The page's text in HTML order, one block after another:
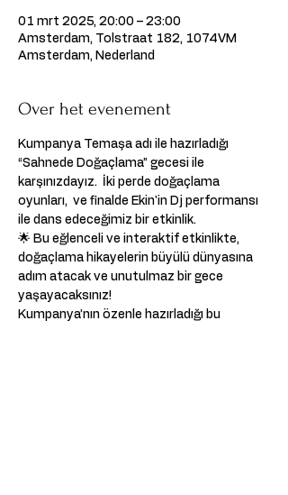
01 mrt 2025, 20:00 – 23:00
Amsterdam, Tolstraat 182, 1074VM
Amsterdam, Nederland
Over het evenement
Kumpanya Temaşa adı ile hazırladığı
“Sahnede Doğaçlama” gecesi ile
karşınızdayız.  İki perde doğaçlama
oyunları,  ve finalde Ekin'in Dj performansı
ile dans edeceğimiz bir etkinlik.
🌟 Bu eğlenceli ve interaktif etkinlikte,
doğaçlama hikayelerin büyülü dünyasına
adım atacak ve unutulmaz bir gece
yaşayacaksınız!
Kumpanya’nın özenle hazırladığı bu